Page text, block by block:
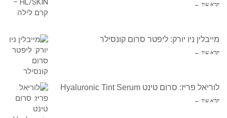
קרא עוד ←
מייבלין ניו יורק: ליפטר סרום קונסילר
קרא עוד ←
לוריאל פריז: סרום טינט Hyaluronic Tint Serum
קרא עוד ←